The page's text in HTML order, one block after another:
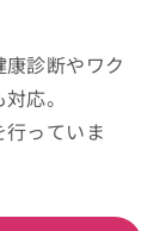
診断やワク
応。
っていま